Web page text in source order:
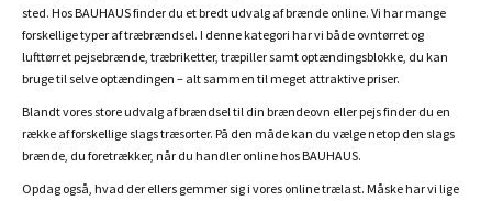
sted. Hos BAUHAUS finder du et bredt udvalg af brænde online. Vi har mange
forskellige typer af træbrændsel. I denne kategori har vi både ovntørret og
lufttørret pejsebrænde, træbriketter, træpiller samt optændingsblokke, du kan
bruge til selve optændingen – alt sammen til meget attraktive priser.
Blandt vores store udvalg af brændsel til din brændeovn eller pejs finder du en
række af forskellige slags træsorter. På den måde kan du vælge netop den slags
brænde, du foretrækker, når du handler online hos BAUHAUS.
Opdag også, hvad der ellers gemmer sig i vores online trælast. Måske har vi lige